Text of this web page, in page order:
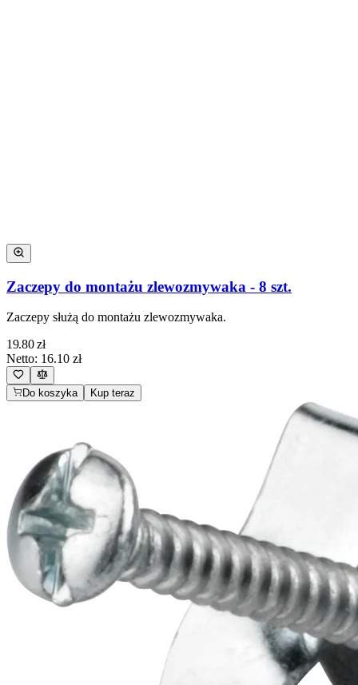
Zaczepy do montażu zlewozmywaka - 8 szt.
Zaczepy służą do montażu zlewozmywaka.
19.80zł
Netto: 16.10 zł
Do koszyka Kup teraz